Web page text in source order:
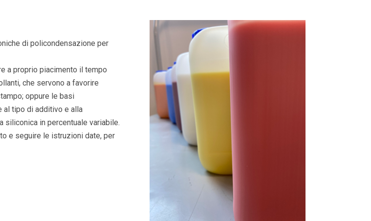
di policondensazione per
a proprio piacimento il tempo
che servono a favorire
oppure le basi
al tipo di additivo e alla
siliconica in percentuale variabile.
e seguire le istruzioni date, per